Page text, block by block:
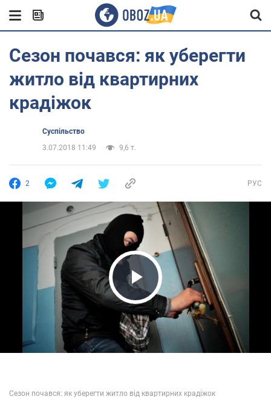
Сезон почався: як уберегти
житло від квартирних
крадіжок
Суспільство
3.07.2018 11:49
9,6 т.
2 РУС
Play Video